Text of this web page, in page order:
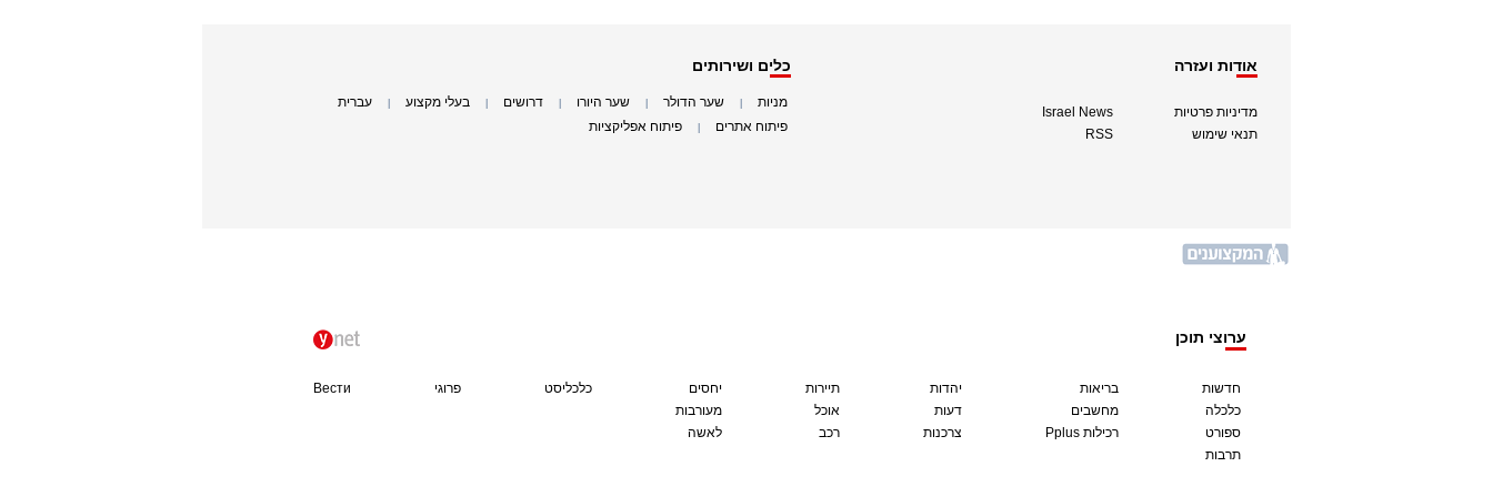
אודות ועזרה
מדיניות פרטיות
תנאי שימוש
Israel News
RSS
כלים ושירותים
מניות שער הדולר שער היורו דרושים בעלי מקצוע עברית
פיתוח אתרים פיתוח אפליקציות
ערוצי תוכן
חדשות
כלכלה
ספורט
תרבות
בריאות
מחשבים
Pplus רכילות
יהדות
דעות
צרכנות
תיירות
אוכל
רכב
יחסים
מעורבות
לאשה
כלכליסט פרוגי Вести